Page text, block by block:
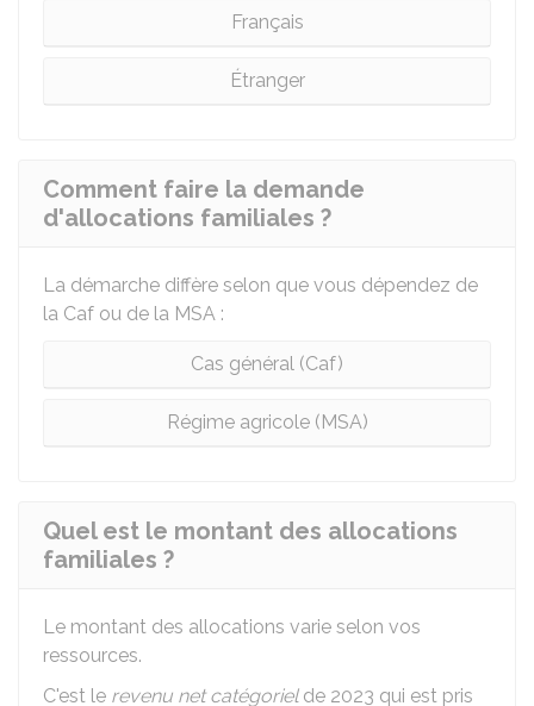
Français
Étranger
Comment faire la demande
d'allocations familiales ?
La démarche diffère selon que vous dépendez de
la Caf ou de la MSA :
Cas général (Caf)
Régime agricole (MSA)
Quel est le montant des allocations
familiales ?
Le montant des allocations varie selon vos
ressources.
C'est le revenu net catégorielde 2023 qui est pris